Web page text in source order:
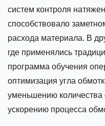
систем контроля
способствовало
расхода материала. В
где применялись
программа обучения
оптимизация угла
уменьшению количества
ускорению процесса